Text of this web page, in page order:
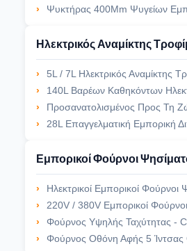
Ψυκτήρας 400Mm Ψυγείων Εμπορικού Βαθμού
Ηλεκτρικός Αναμίκτης
5L / 7L Ηλεκτρικός Αναμίκτης Τροφίμων Κουζινών Για
140L Βαρέων Καθηκόντων Ηλεκτρικός Αναμίκτης Τροφίμων,
Προσανατολισμένος Προς Τη Ζώνη Ηλεκτρικός Αναμίκτης Ζύμης Αρτοποιείων
28L Επαγγελματική Εμπορική Διπλή Ταχύτητα
Εμπορικοί Φούρνοι
Ηλεκτρικοί Εμπορικοί Φούρνοι Ψησίματος, Countertop Διπλός
220V / 380V Εμπορικοί Φούρνοι Ψησίματος/Χειρωνακτικός
Φούρνος Υψηλής Ταχύτητας - CTT+Digital CTL, Απόθεμα 8
Φούρνος Οθόνη Αφής 5 Ίντσας CTL Υψηλής Ταχύτητας, Εκτός Από 1024